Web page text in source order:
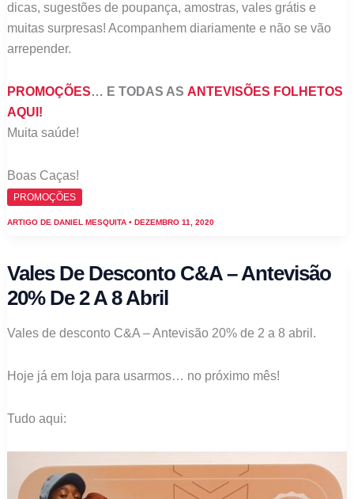
dicas, sugestões de poupança, amostras, vales grátis e
muitas surpresas! Acompanhem diariamente e não se vão
arrepender.
PROMOÇÕES… E TODAS AS ANTEVISÕES FOLHETOS
AQUI!
Muita saúde!
Boas Caças!
PROMOÇÕES
ARTIGO DE DANIEL MESQUITA • DEZEMBRO 11, 2020
Vales De Desconto C&A – Antevisão
20% De 2 A 8 Abril
Vales de desconto C&A – Antevisão 20% de 2 a 8 abril.
Hoje já em loja para usarmos… no próximo mês!
Tudo aqui: